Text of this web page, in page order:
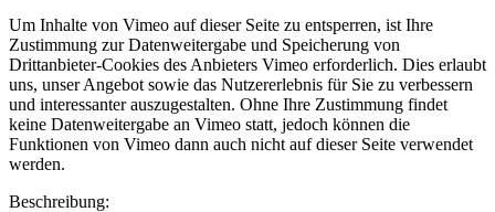
Um Inhalte von Vimeo auf dieser Seite zu entsperren, ist Ihre
Zustimmung zur Datenweitergabe und Speicherung von
Drittanbieter-Cookies des Anbieters Vimeo erforderlich. Dies erlaubt
uns, unser Angebot sowie das Nutzererlebnis für Sie zu verbessern
und interessanter auszugestalten. Ohne Ihre Zustimmung findet
keine Datenweitergabe an Vimeo statt, jedoch können die
Funktionen von Vimeo dann auch nicht auf dieser Seite verwendet
werden.
Beschreibung: